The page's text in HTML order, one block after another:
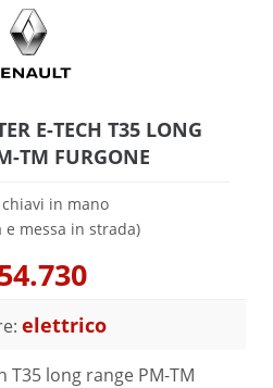
E-TECH T35 LONG
TM FURGONE
chiavi in mano
e messa in strada)
elettrico
T35 long range PM-TM